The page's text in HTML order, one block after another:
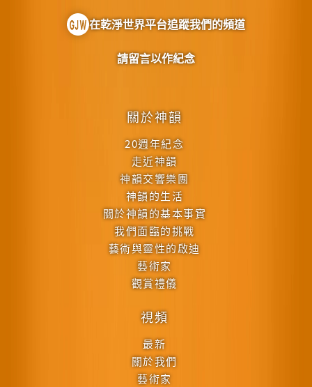
關於神韻
20週年紀念
走近神韻
神韻交響樂團
神韻的生活
關於神韻的基本事實
我們面臨的挑戰
藝術與靈性的啟迪
藝術家
觀賞禮儀
視頻
最新
關於我們
藝術家
在乾淨世界平台追蹤我們的頻道
請留言以作紀念